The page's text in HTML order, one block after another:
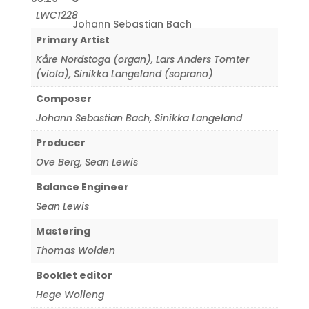
Johann Sebastian Bach
LWC1228
Primary Artist
Kåre Nordstoga (organ), Lars Anders Tomter
(viola), Sinikka Langeland (soprano)
Composer
Johann Sebastian Bach, Sinikka Langeland
Producer
Ove Berg, Sean Lewis
Balance Engineer
Sean Lewis
Mastering
Thomas Wolden
Booklet editor
Hege Wolleng